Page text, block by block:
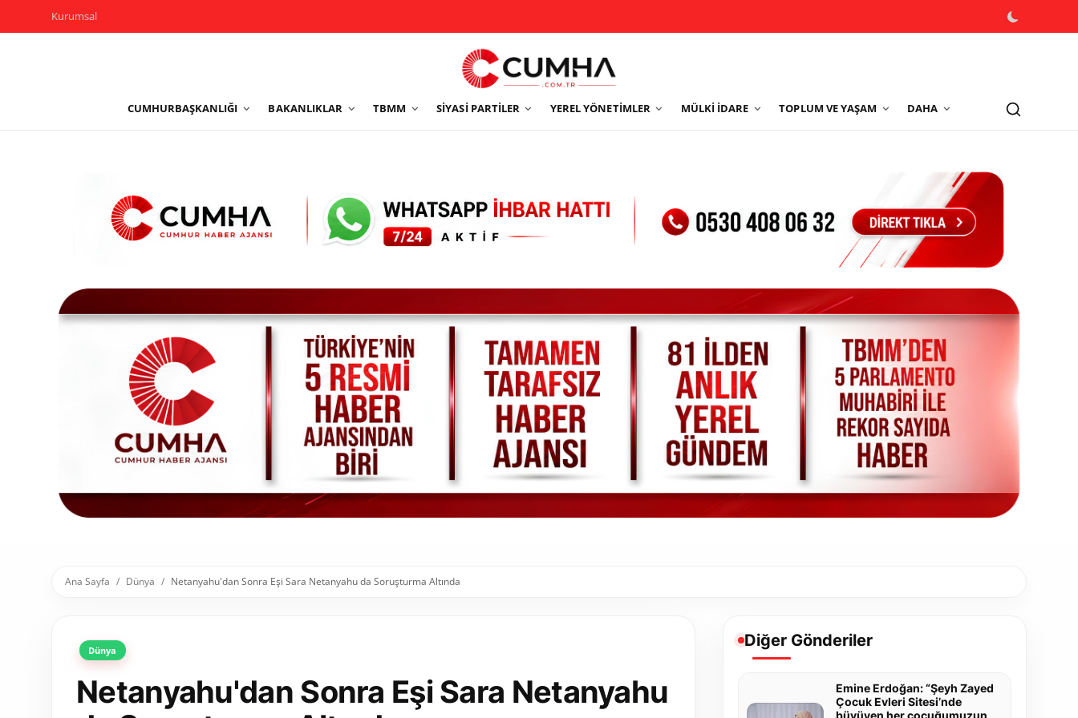
Kurumsal
CUMHURBAŞKANLIĞI BAKANLIKLAR TBMM SIYASI PARTILER YEREL YÖNETIMLER MÜLKI İDARE TOPLUM VE YAŞAM DAHA
Yerel Yönetimler
Sivil Toplum Kuruluşları
Kamu Kurumları ve Üst Kurullar
Resmi Reklamlar
Ana Sayfa Dünya Netanyahu'dan Sonra Eşi Sara Netanyahu da Soruşturma Altında
Dünya
Netanyahu'dan Sonra Eşi Sara Netanyahu
Diğer Gönderiler
Emine Erdoğan: “Şeyh Zayed
Çocuk Evleri Sitesi’nde